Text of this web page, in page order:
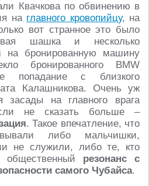
Квачкова по обвинению в
на главного кровопийцу, на
вот странное это было
шашка и несколько
на бронированную машину
бронированного BMW
попадание с близкого
Калашникова. Очень уж
засады на главного врага
не сказать больше –
. Такое впечатление, что
либо мальчишки,
не служили, либо те, кто
общественный резонанс с
самого Чубайса.